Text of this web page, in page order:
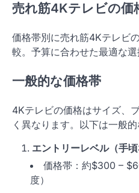
売れ筋4Kテレビの価
価格帯別に売れ筋4Kテレビ
較。予算に合わせた最適な選
一般的な価格帯
4Kテレビの価格はサイズ、
く異なります。以下は一般
エントリーレベル（手頃
価格帯：約$300 –
度）